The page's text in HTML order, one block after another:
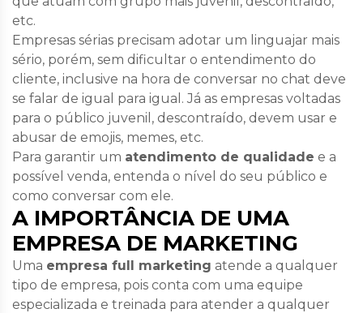
etc.
Empresas sérias precisam adotar um linguajar mais
sério, porém, sem dificultar o entendimento do
cliente, inclusive na hora de conversar no chat deve
se falar de igual para igual. Já as empresas voltadas
para o público juvenil, descontraído, devem usar e
abusar de emojis, memes, etc.
Para garantir um atendimento de qualidade e a
possível venda, entenda o nível do seu público e
como conversar com ele.
A IMPORTÂNCIA DE UMA
EMPRESA DE MARKETING
Uma empresa full marketing atende a qualquer
tipo de empresa, pois conta com uma equipe
especializada e treinada para atender a qualquer